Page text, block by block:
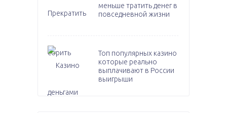
меньше тратить денег в
повседневной жизни
Топ популярных казино
которые реально
выплачивают в России
выигрыши